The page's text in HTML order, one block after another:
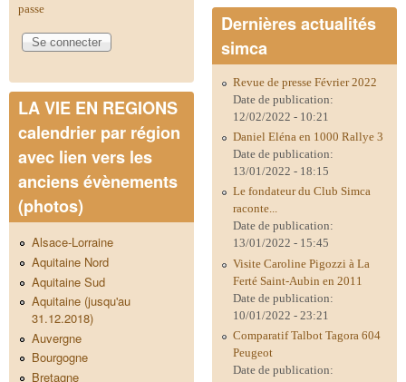
passe
LA VIE EN REGIONS
calendrier par région
avec lien vers les
anciens évènements
(photos)
Alsace-Lorraine
Aquitaine Nord
Aquitaine Sud
Aquitaine (jusqu'au
31.12.2018)
Auvergne
Bourgogne
Bretagne
Dernières actualités
simca
Revue de presse Février 2022
Date de publication:
12/02/2022 - 10:21
Daniel Eléna en 1000 Rallye 3
Date de publication:
13/01/2022 - 18:15
Le fondateur du Club Simca
raconte...
Date de publication:
13/01/2022 - 15:45
Visite Caroline Pigozzi à La
Ferté Saint-Aubin en 2011
Date de publication:
10/01/2022 - 23:21
Comparatif Talbot Tagora 604
Peugeot
Date de publication: